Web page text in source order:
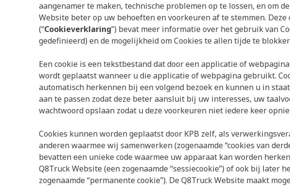
aangenamer te maken, technische problemen op te lossen, en om
Website beter op uw behoeften en voorkeuren af te stemmen.
(“Cookieverklaring”) bevat meer informatie over het gebruik van
gedefinieerd) en de mogelijkheid om Cookies te allen tijde te
Een cookie is een tekstbestand dat door een applicatie of
wordt geplaatst wanneer u die applicatie of webpagina gebruikt.
automatisch herkennen bij een volgend bezoek en kunnen u in
aan te passen zodat deze beter aansluit bij uw interesses, uw
wachtwoord opslaan zodat u deze voorkeuren niet iedere keer
Cookies kunnen worden geplaatst door KPB zelf, als
anderen waarmee wij samenwerken (zogenaamde “cookies van
bevatten een unieke code waarmee uw apparaat kan worden
Q8Truck Website (een zogenaamde “sessiecookie”) of ook bij later
zogenaamde “permanente cookie”). De Q8Truck Website maakt